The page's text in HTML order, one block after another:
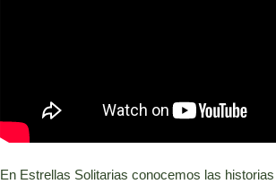
En Estrellas Solitarias conocemos las